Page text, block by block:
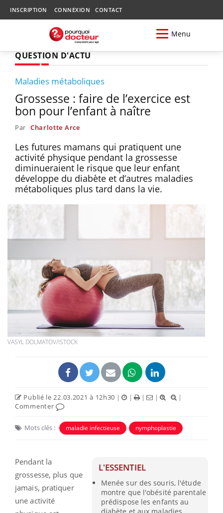
INSCRIPTION CONNEXION CONTACT
Menu
QUESTION D'ACTU
Maladies métaboliques
Grossesse : faire de l’exercice est
bon pour l’enfant à naître
Par Charlotte Arce
Les futures mamans qui pratiquent une
activité physique pendant la grossesse
diminueraient le risque que leur enfant
développe du diabète et d’autres maladies
métaboliques plus tard dans la vie.
VASYL DOLMATOV/ISTOCK
Publié le 22.03.2021 à 12h30 | | | |
|
Commenter
Mots clés : maladie infectieuse nymphoplastie
L'ESSENTIEL
Menée sur des souris, l'étude
montre que l'obésité parentale
prédispose les enfants au
Pendant la
grossesse, plus que
jamais, pratiquer
une activité